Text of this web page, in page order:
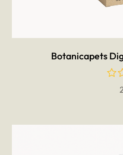
Botanicapets